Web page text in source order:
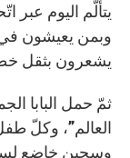
يتألّم اليوم عبر
وبمن يعيشون
يشعرون بثقل
ثمّ حمل البابا
العالم”، وكلّ
وسجين خاضع